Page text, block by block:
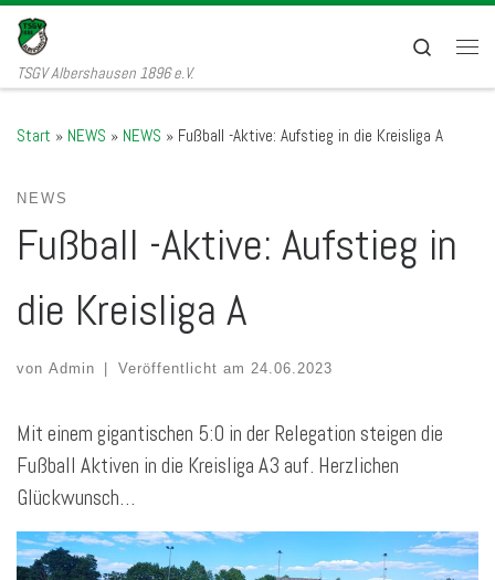
Zum Inhalt springen
TSGV Albershausen 1896 e.V.
Search
Start » NEWS » NEWS » Fußball -Aktive: Aufstieg in die Kreisliga A
NEWS
Fußball -Aktive: Aufstieg in
die Kreisliga A
von Admin Veröffentlicht am 24.06.2023
Mit einem gigantischen 5:0 in der Relegation steigen die
Fußball Aktiven in die Kreisliga A3 auf. Herzlichen
Glückwunsch…